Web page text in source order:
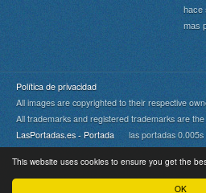
OK
This website uses cookies to ensure you get the
hace
mas
Política de privacidad
All images are copyrighted to their respective
All trademarks and registered trademarks are
LasPortadas.es - Portada las portadas 0.005s